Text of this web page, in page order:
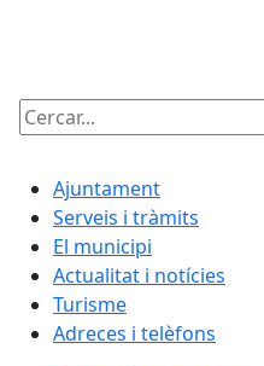
Cercar:
Ajuntament
Serveis i tràmits
El municipi
Actualitat i notícies
Turisme
Adreces i telèfons